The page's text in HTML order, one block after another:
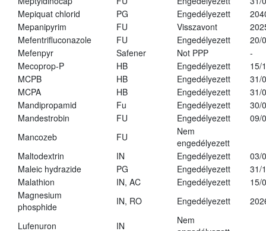
Mepiquat chlorid
PG Engedélyezett
Mepanipyrim
FU Visszavont
Mefentrifluconazole
FU Engedélyezett
20/
Mefenpyr
Safener Not PPP
-
Mecoprop-P
HB Engedélyezett
15/
MCPB
HB Engedélyezett
31/
MCPA
HB Engedélyezett
31/
Mandipropamid
Fu Engedélyezett
30/
Mandestrobin
FU Engedélyezett
09/
Mancozeb
FU
Nem
engedélyezett
Maltodextrin
IN Engedélyezett
03/
Maleic hydrazide
PG Engedélyezett
31/
Malathion
IN, AC Engedélyezett
15/
Magnesium
phosphide
IN, RO Engedélyezett
Lufenuron IN
Nem